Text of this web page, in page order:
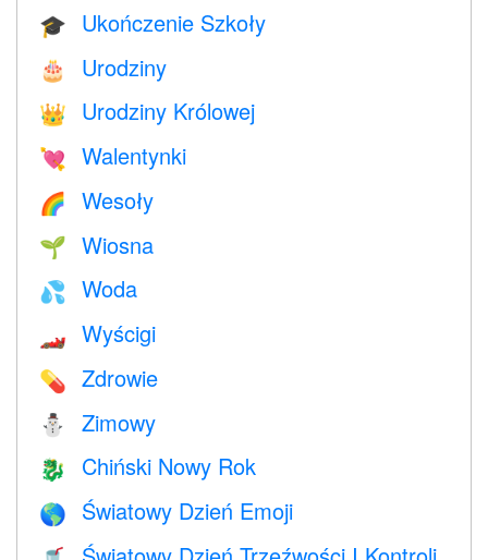
🎓 Ukończenie Szkoły
🎂 Urodziny
👑 Urodziny Królowej
💘 Walentynki
🌈 Wesoły
🌱 Wiosna
💦 Woda
🏎 Wyścigi
💊 Zdrowie
⛄ Zimowy
🐉 Chiński Nowy Rok
🌎 Światowy Dzień Emoji